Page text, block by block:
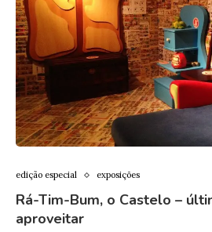
edição especial exposições
Rá-Tim-Bum, o Castelo –
aproveitar